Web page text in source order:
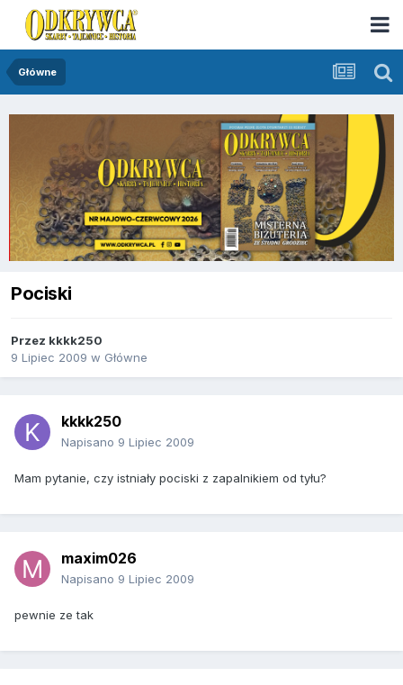
Główne
Pociski
Przez kkkk250
9 Lipiec 2009 w Główne
kkkk250
Napisano 9 Lipiec 2009
Mam pytanie, czy istniały pociski z zapalnikiem od tyłu?
maxim026
Napisano 9 Lipiec 2009
pewnie ze tak